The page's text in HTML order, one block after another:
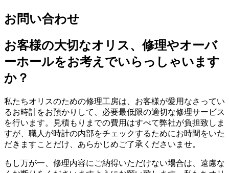
お問い合わせ
お客様の大切なオリス、修理やオーバ
ーホールをお考えでいらっしゃいます
か？
私たちオリスのための修理工房は、お客様が愛用なさってい
るお時計をお預かりして、必要最低限の適切な修理サービス
を行います。見積もりまでの費用はすべて弊社が負担致しま
すが、職人が時計の内部をチェックするためにお時間をいた
だきますことだけ、あらかじめご了承くださいませ。
もし万が一、修理内容にご納得いただけない場合は、遠慮な